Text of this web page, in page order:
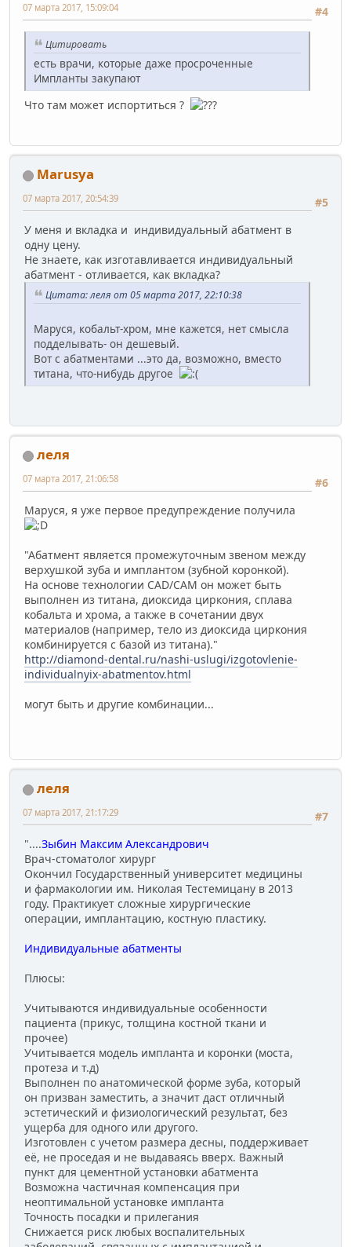
#4
07 марта 2017, 15:09:04
Цитировать
есть врачи, которые даже просроченные
Импланты закупают
Что там может испортиться ?
Marusya
#5
07 марта 2017, 20:54:39
У меня и вкладка и индивидуальный абатмент в
одну цену.
Не знаете, как изготавливается индивидуальный
абатмент - отливается, как вкладка?
Цитата: леля от 05 марта 2017, 22:10:38
Маруся, кобальт-хром, мне кажется, нет смысла
подделывать- он дешевый.
Вот с абатментами ...это да, возможно, вместо
титана, что-нибудь другое
леля
#6
07 марта 2017, 21:06:58
Маруся, я уже первое предупреждение получила
"Абатмент является промежуточным звеном между
верхушкой зуба и имплантом (зубной коронкой).
На основе технологии CAD/CAM он может быть
выполнен из титана, диоксида циркония, сплава
кобальта и хрома, а также в сочетании двух
материалов (например, тело из диоксида циркония
комбинируется с базой из титана)."
http://diamond-dental.ru/nashi-uslugi/izgotovlenie-
individualnyix-abatmentov.html
могут быть и другие комбинации...
леля
#7
07 марта 2017, 21:17:29
"....Зыбин Максим Александрович
Врач-стоматолог хирург
Окончил Государственный университет медицины
и фармакологии им. Николая Тестемицану в 2013
году. Практикует сложные хирургические
операции, имплантацию, костную пластику.
Индивидуальные абатменты
Плюсы:
Учитываются индивидуальные особенности
пациента (прикус, толщина костной ткани и
прочее)
Учитывается модель импланта и коронки (моста,
протеза и т.д)
Выполнен по анатомической форме зуба, который
он призван заместить, а значит даст отличный
эстетический и физиологический результат, без
ущерба для одного или другого.
Изготовлен с учетом размера десны, поддерживает
её, не проседая и не выдаваясь вверх. Важный
пункт для цементной установки абатмента
Возможна частичная компенсация при
неоптимальной установке импланта
Точность посадки и прилегания
Снижается риск любых воспалительных